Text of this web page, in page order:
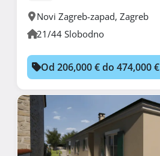
Novi Zagreb-zapad, Zagreb
21/44 Slobodno
Od 206,000 € do 474,000 €